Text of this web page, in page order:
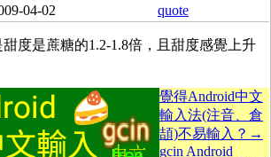
04-02 quote
度是蔗糖的1.2-1.8倍，且甜度感覺上升
覺得Android中文
輸入法(注音、倉
頡)不易輸入？→
gcin Android